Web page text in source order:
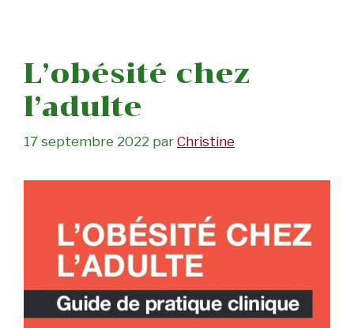
L’obésité chez
l’adulte
17 septembre 2022 par Christine